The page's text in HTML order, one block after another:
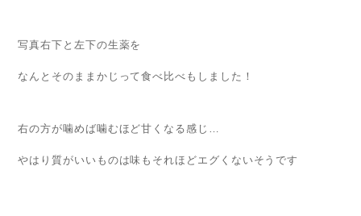
写真右下と左下の生薬を
なんとそのままかじって食べ比べもしました！
右の方が噛めば噛むほど甘くなる感じ…
やはり質がいいものは味もそれほどエグくないそうです